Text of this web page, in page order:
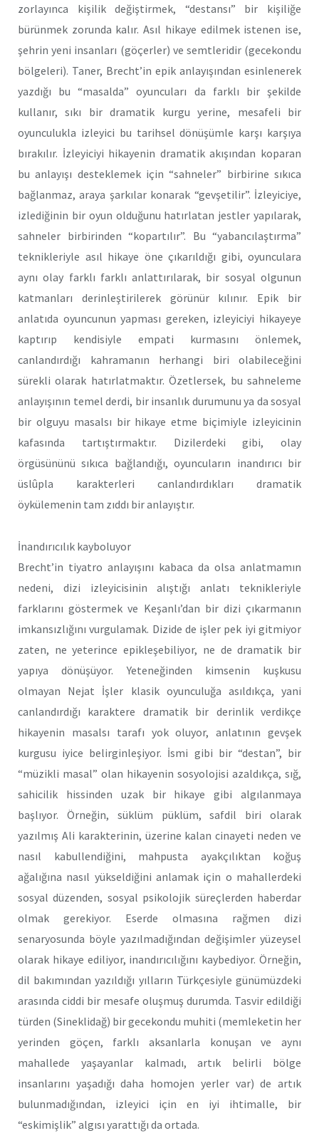
zorlayınca kişilik değiştirmek, “destansı” bir kişiliğe
bürünmek zorunda kalır. Asıl hikaye edilmek istenen ise,
şehrin yeni insanları (göçerler) ve semtleridir (gecekondu
bölgeleri). Taner, Brecht’in epik anlayışından esinlenerek
yazdığı bu “masalda” oyuncuları da farklı bir şekilde
kullanır, sıkı bir dramatik kurgu yerine, mesafeli bir
oyunculukla izleyici bu tarihsel dönüşümle karşı karşıya
bırakılır. İzleyiciyi hikayenin dramatik akışından koparan
bu anlayışı desteklemek için “sahneler” birbirine sıkıca
bağlanmaz, araya şarkılar konarak “gevşetilir”. İzleyiciye,
izlediğinin bir oyun olduğunu hatırlatan jestler yapılarak,
sahneler birbirinden “kopartılır”. Bu “yabancılaştırma”
teknikleriyle asıl hikaye öne çıkarıldığı gibi, oyunculara
aynı olay farklı farklı anlattırılarak, bir sosyal olgunun
katmanları derinleştirilerek görünür kılınır. Epik bir
anlatıda oyuncunun yapması gereken, izleyiciyi hikayeye
kaptırıp kendisiyle empati kurmasını önlemek,
canlandırdığı kahramanın herhangi biri olabileceğini
sürekli olarak hatırlatmaktır. Özetlersek, bu sahneleme
anlayışının temel derdi, bir insanlık durumunu ya da sosyal
bir olguyu masalsı bir hikaye etme biçimiyle izleyicinin
kafasında tartıştırmaktır. Dizilerdeki gibi, olay
örgüsününü sıkıca bağlandığı, oyuncuların inandırıcı bir
üslûpla karakterleri canlandırdıkları dramatik
öykülemenin tam zıddı bir anlayıştır.
İnandırıcılık kayboluyor
Brecht’in tiyatro anlayışını kabaca da olsa anlatmamın
nedeni, dizi izleyicisinin alıştığı anlatı teknikleriyle
farklarını göstermek ve Keşanlı’dan bir dizi çıkarmanın
imkansızlığını vurgulamak. Dizide de işler pek iyi gitmiyor
zaten, ne yeterince epikleşebiliyor, ne de dramatik bir
yapıya dönüşüyor. Yeteneğinden kimsenin kuşkusu
olmayan Nejat İşler klasik oyunculuğa asıldıkça, yani
canlandırdığı karaktere dramatik bir derinlik verdikçe
hikayenin masalsı tarafı yok oluyor, anlatının gevşek
kurgusu iyice belirginleşiyor. İsmi gibi bir “destan”, bir
“müzikli masal” olan hikayenin sosyolojisi azaldıkça, sığ,
sahicilik hissinden uzak bir hikaye gibi algılanmaya
başlıyor. Örneğin, süklüm püklüm, safdil biri olarak
yazılmış Ali karakterinin, üzerine kalan cinayeti neden ve
nasıl kabullendiğini, mahpusta ayakçılıktan koğuş
ağalığına nasıl yükseldiğini anlamak için o mahallerdeki
sosyal düzenden, sosyal psikolojik süreçlerden haberdar
olmak gerekiyor. Eserde olmasına rağmen dizi
senaryosunda böyle yazılmadığından değişimler yüzeysel
olarak hikaye ediliyor, inandırıcılığını kaybediyor. Örneğin,
dil bakımından yazıldığı yılların Türkçesiyle günümüzdeki
arasında ciddi bir mesafe oluşmuş durumda. Tasvir edildiği
türden (Sineklidağ) bir gecekondu muhiti (memleketin her
yerinden göçen, farklı aksanlarla konuşan ve aynı
mahallede yaşayanlar kalmadı, artık belirli bölge
insanlarını yaşadığı daha homojen yerler var) de artık
bulunmadığından, izleyici için en iyi ihtimalle, bir
“eskimişlik” algısı yarattığı da ortada.